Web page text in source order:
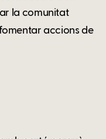
la comunitat
accions de